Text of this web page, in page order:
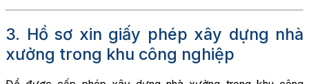
3. Hồ sơ xin giấy phép xây dựng nhà
xưởng trong khu công nghiệp